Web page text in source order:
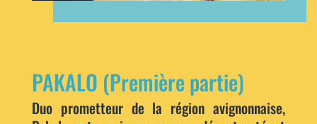
PAKALO (Première partie)
Duo prometteur de la région avignonnaise,